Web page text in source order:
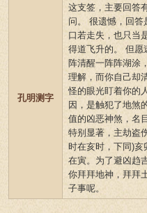
孔明测字
这支签，主要回答
问。 很遗憾，回答
口若走失，也只当
得道飞升的。 但愿
阵清醒一阵阵湖涂
理解，而你自己却
怪的眼光盯着你的
因，是触犯了地煞
值的凶恶神煞，名
特别显著，主劫盗
时在亥时，下同)
在寅。为了避凶趋
你拜拜地神，拜拜
子事呢。